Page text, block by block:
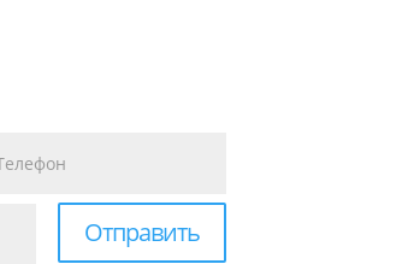
Отправить